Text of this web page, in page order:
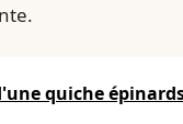
quiche